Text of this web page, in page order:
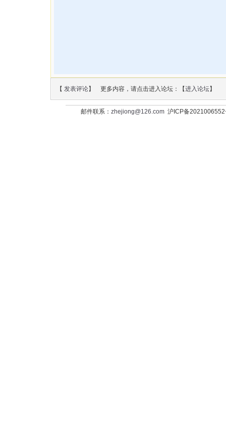
【 发表评论】 更多内容，请点击进入论坛：【进入论坛】
邮件联系： zhejiong@126.com沪ICP备